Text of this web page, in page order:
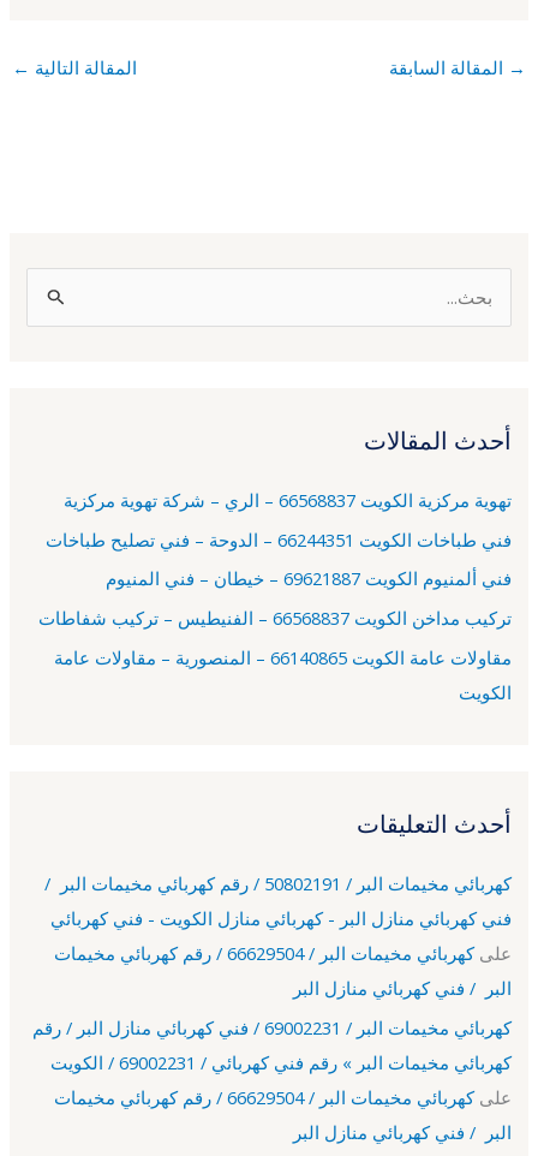
→ المقالة السابقة المقالة التالية ←
ل
ث
ن
:
أحدث المقالات
تهوية مركزية الكويت 66568837 – الري – شركة تهوية مركزية
فني طباخات الكويت 66244351 – الدوحة – فني تصليح طباخات
فني ألمنيوم الكويت 69621887 – خيطان – فني المنيوم
تركيب مداخن الكويت 66568837 – الفنيطيس – تركيب شفاطات
مقاولات عامة الكويت 66140865 – المنصورية – مقاولات عامة
الكويت
أحدث التعليقات
كهربائي مخيمات البر / 50802191 / رقم كهربائي مخيمات البر /
فني كهربائي منازل البر - كهربائي منازل الكويت - فني كهربائي
على
كهربائي مخيمات البر / 66629504 / رقم كهربائي مخيمات
البر / فني كهربائي منازل البر
كهربائي مخيمات البر / 69002231 / فني كهربائي منازل البر / رقم
كهربائي مخيمات البر » رقم فني كهربائي / 69002231 / الكويت
على
كهربائي مخيمات البر / 66629504 / رقم كهربائي مخيمات
البر / فني كهربائي منازل البر